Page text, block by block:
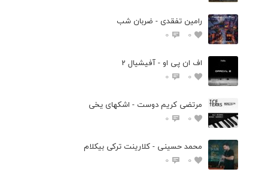
رامین تفقدی - ضربان شب
0
0
اف ان پی او - آفیشیال 2
0
0
مرتضی کریم دوست - اشکهای یخی
0
0
محمد حسینی - کلارینت ترکی بیکلام
0
0